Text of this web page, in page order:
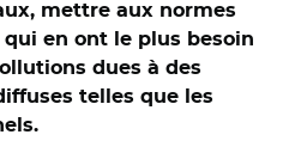
mettre aux normes
en ont le plus besoin
dues à des
telles que les